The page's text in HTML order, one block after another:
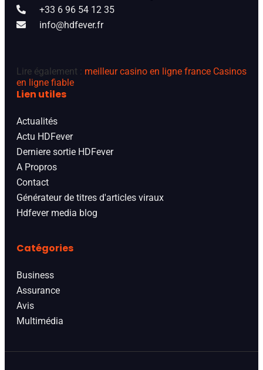
+33 6 96 54 12 35
info@hdfever.fr
Lire également : meilleur casino en ligne france Casinos
en ligne fiable
Lien utiles
Actualités
Actu HDFever
Derniere sortie HDFever
A Propros
Contact
Générateur de titres d'articles viraux
Hdfever media blog
Catégories
Business
Assurance
Avis
Multimédia